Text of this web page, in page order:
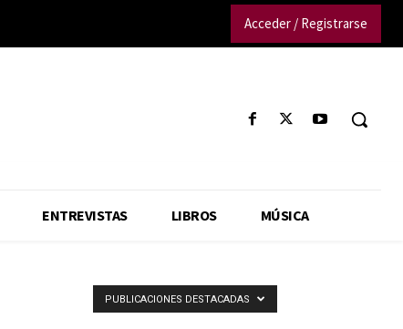
Acceder / Registrarse
ENTREVISTAS LIBROS MÚSICA
PUBLICACIONES DESTACADAS